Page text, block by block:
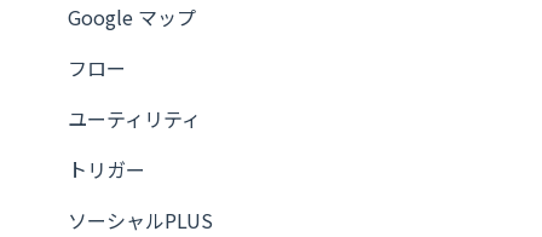
Google マップ
フロー
ユーティリティ
トリガー
ソーシャルPLUS